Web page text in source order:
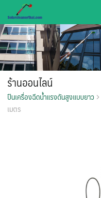
content
ร้านออนไลน์
ปืนเครื่องฉีดน้ำแรงดันสูงแบบยาว
เมตร